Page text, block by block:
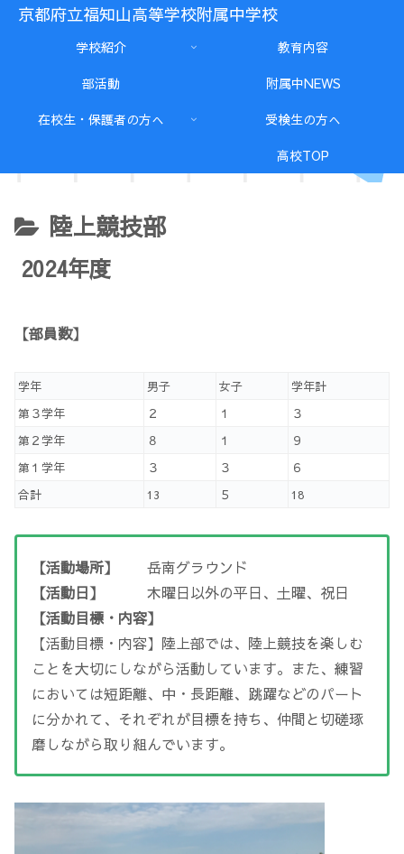
京都府立福知山高等学校附属中学校
学校紹介
教育内容
部活動
附属中NEWS
在校生・保護者の方へ
受検生の方へ
高校TOP
陸上競技部
2024年度
【部員数】
学年 男子 女子
学年計
第３学年
２ １
３
第２学年
８ １
９
第１学年
３ ３
６
合計
13 ５ 18
【活動場所】
岳南グラウンド
【活動日】
木曜日以外の平日、土曜、祝日
【活動目標・内容】
【活動目標・内容】陸上部では、陸上競技を楽しむ
ことを大切にしながら活動しています。また、練習
においては短距離、中・長距離、跳躍などのパート
に分かれて、それぞれが目標を持ち、仲間と切磋琢
磨しながら取り組んでいます。